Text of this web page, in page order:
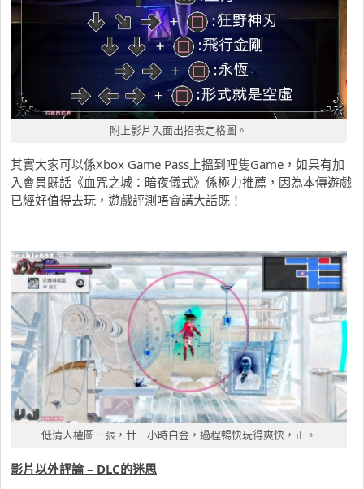
附上影片入面出招表定格圖。
其實大家可以係Xbox Game Pass上搵到哩隻Game，如果有加
入會員既話《血咒之城：暗夜儀式》係極力推薦，因為本傳遊戲
已經好值得去玩，遊戲評測唔會講大話既！
低清人權圖一張，廿三小時白金，過程暢快玩得爽快，正。
影片以外評論 – DLC的迷思